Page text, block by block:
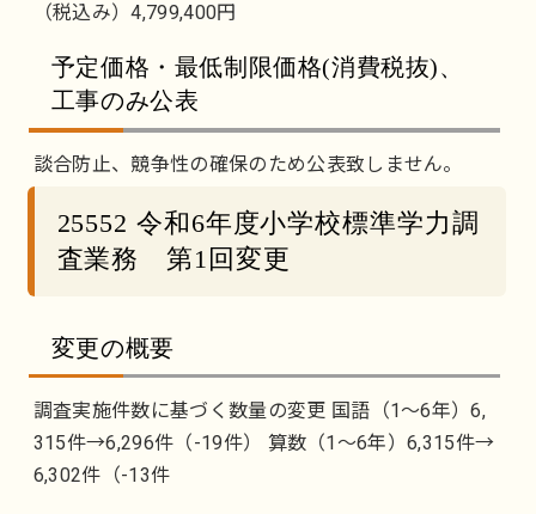
（税込み）4,799,400円
予定価格・最低制限価格(消費税抜)、
工事のみ公表
談合防止、競争性の確保のため公表致しません。
25552 令和6年度小学校標準学力調
査業務 第1回変更
変更の概要
調査実施件数に基づく数量の変更 国語（1～6年）6,
315件→6,296件（-19件） 算数（1～6年）6,315件→
6,302件（-13件